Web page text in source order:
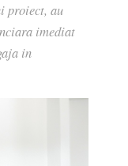
proiect, au
imediat
in